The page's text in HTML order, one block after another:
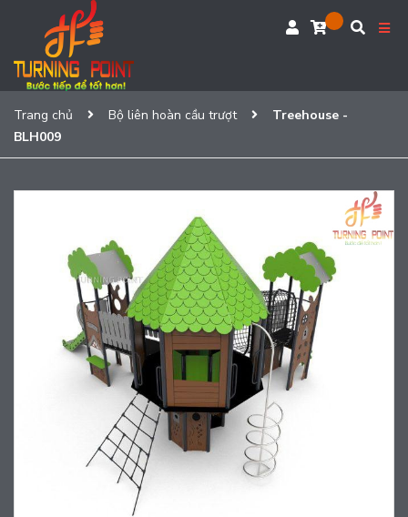
Trang chủ Bộ liên hoàn cầu trượt
Treehouse -
BLH009